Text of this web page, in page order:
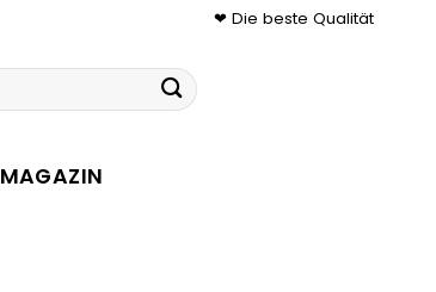
❤ Die beste Qualität
MAGAZIN